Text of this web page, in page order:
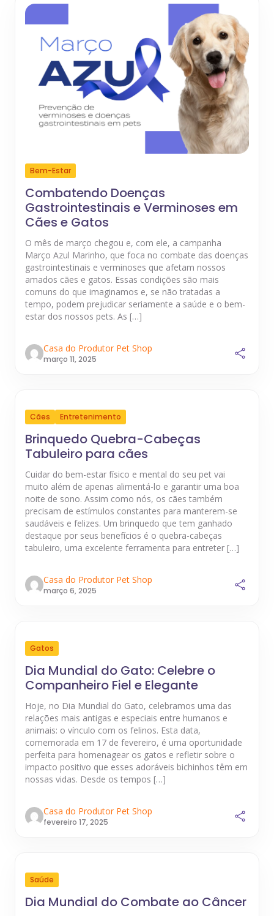
Bem-Estar
Combatendo Doenças
Gastrointestinais e Verminoses em
Cães e Gatos
O mês de março chegou e, com ele, a campanha
Março Azul Marinho, que foca no combate das doenças
gastrointestinais e verminoses que afetam nossos
amados cães e gatos. Essas condições são mais
comuns do que imaginamos e, se não tratadas a
tempo, podem prejudicar seriamente a saúde e o bem-
estar dos nossos pets. As […]
Casa do Produtor Pet Shop
março 11, 2025
Cães Entretenimento
Brinquedo Quebra-Cabeças
Tabuleiro para cães
Cuidar do bem-estar físico e mental do seu pet vai
muito além de apenas alimentá-lo e garantir uma boa
noite de sono. Assim como nós, os cães também
precisam de estímulos constantes para manterem-se
saudáveis e felizes. Um brinquedo que tem ganhado
destaque por seus benefícios é o quebra-cabeças
tabuleiro, uma excelente ferramenta para entreter […]
Casa do Produtor Pet Shop
março 6, 2025
Gatos
Dia Mundial do Gato: Celebre o
Companheiro Fiel e Elegante
Hoje, no Dia Mundial do Gato, celebramos uma das
relações mais antigas e especiais entre humanos e
animais: o vínculo com os felinos. Esta data,
comemorada em 17 de fevereiro, é uma oportunidade
perfeita para homenagear os gatos e refletir sobre o
impacto positivo que esses adoráveis bichinhos têm em
nossas vidas. Desde os tempos […]
Casa do Produtor Pet Shop
fevereiro 17, 2025
Saúde
Dia Mundial do Combate ao Câncer